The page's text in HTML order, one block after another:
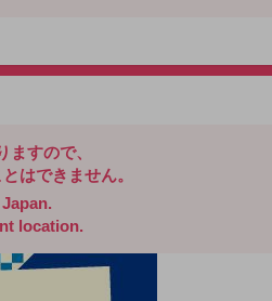
すので、
はできません。
location.